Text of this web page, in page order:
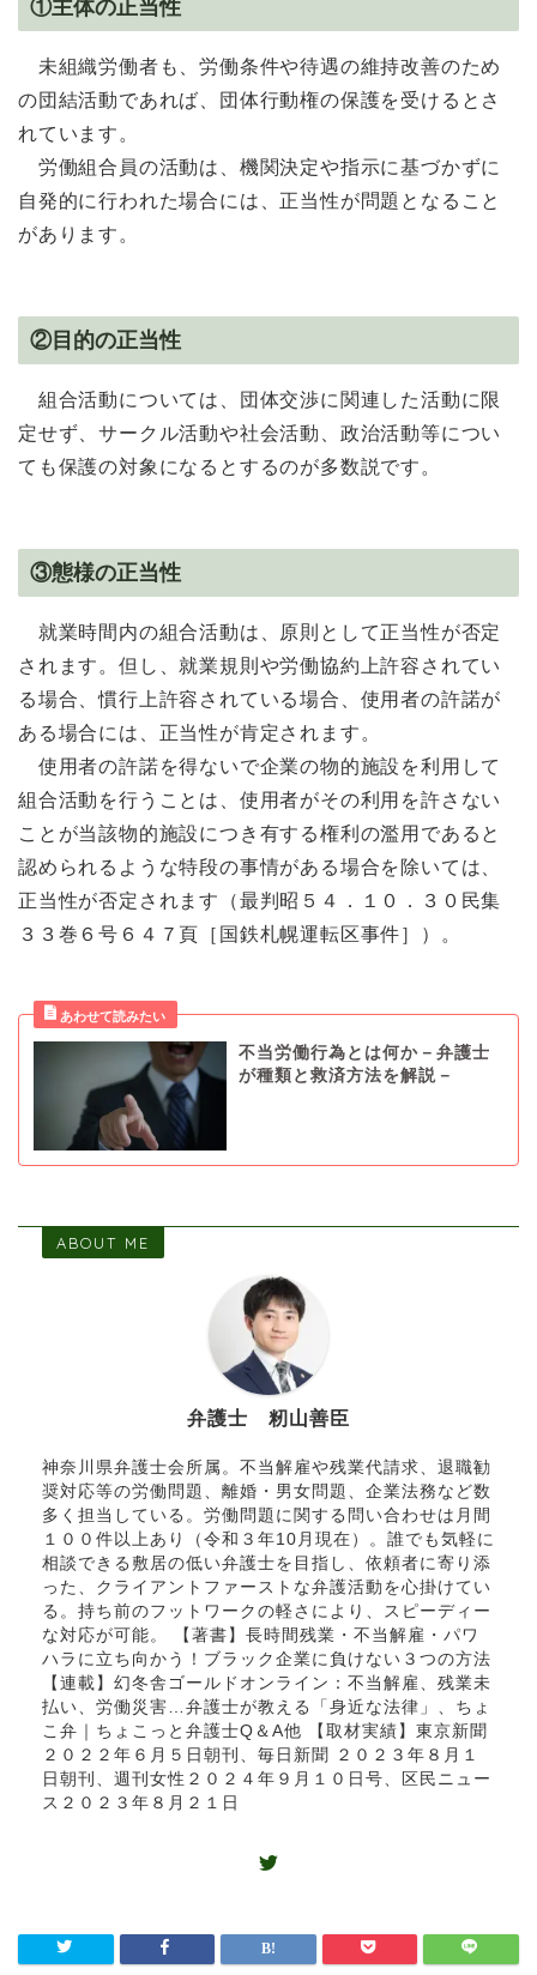
①主体の正当性
未組織労働者も、労働条件や待遇の維持改善のため
の団結活動であれば、団体行動権の保護を受けるとさ
れています。
労働組合員の活動は、機関決定や指示に基づかずに
自発的に行われた場合には、正当性が問題となること
があります。
②目的の正当性
組合活動については、団体交渉に関連した活動に限
定せず、サークル活動や社会活動、政治活動等につい
ても保護の対象になるとするのが多数説です。
③態様の正当性
就業時間内の組合活動は、原則として正当性が否定
されます。但し、就業規則や労働協約上許容されてい
る場合、慣行上許容されている場合、使用者の許諾が
ある場合には、正当性が肯定されます。
使用者の許諾を得ないで企業の物的施設を利用して
組合活動を行うことは、使用者がその利用を許さない
ことが当該物的施設につき有する権利の濫用であると
認められるような特段の事情がある場合を除いては、
正当性が否定されます（最判昭５４．１０．３０民集
３３巻６号６４７頁［国鉄札幌運転区事件］）。
不当労働行為とは何か－弁護士
が種類と救済方法を解説－
ABOUT ME
弁護士 籾山善臣
神奈川県弁護士会所属。不当解雇や残業代請求、退職勧
奨対応等の労働問題、離婚・男女問題、企業法務など数
多く担当している。労働問題に関する問い合わせは月間
１００件以上あり（令和３年10月現在）。誰でも気軽に
相談できる敷居の低い弁護士を目指し、依頼者に寄り添
った、クライアントファーストな弁護活動を心掛けてい
る。持ち前のフットワークの軽さにより、スピーディー
な対応が可能。 【著書】長時間残業・不当解雇・パワ
ハラに立ち向かう！ブラック企業に負けない３つの方法
【連載】幻冬舎ゴールドオンライン：不当解雇、残業未
払い、労働災害…弁護士が教える「身近な法律」、ちょ
こ弁｜ちょこっと弁護士Q＆A他 【取材実績】東京新聞
２０２２年６月５日朝刊、毎日新聞 ２０２３年８月１
日朝刊、週刊女性２０２４年９月１０日号、区民ニュー
ス２０２３年８月２１日